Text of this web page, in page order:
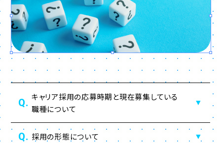
Q.
キャリア採用の応募時期と現在募集している
職種について
▼
Q. 採用の形態について ▼